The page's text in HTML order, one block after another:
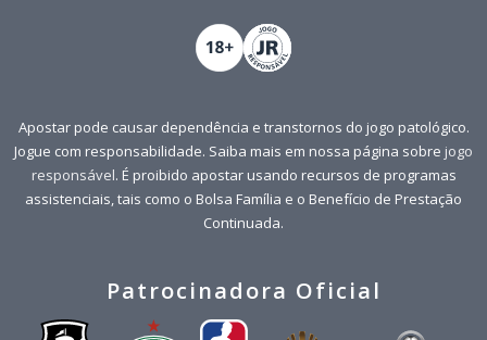
Apostar pode causar dependência e transtornos do jogo patológico.
Jogue com responsabilidade. Saiba mais em nossa página sobre jogo
responsável. É proibido apostar usando recursos de programas
assistenciais, tais como o Bolsa Família e o Benefício de Prestação
Continuada.
Patrocinadora Oficial